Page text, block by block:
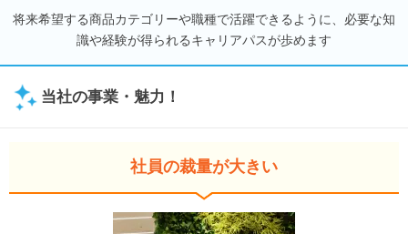
将来希望する商品カテゴリーや職種で活躍できるように、必要な知
識や経験が得られるキャリアパスが歩めます
当社の事業・魅力！
社員の裁量が大きい